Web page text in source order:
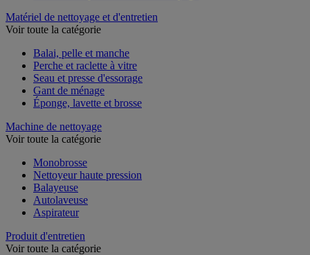
Matériel de nettoyage et d'entretien
Voir toute la catégorie
Balai, pelle et manche
Perche et raclette à vitre
Seau et presse d'essorage
Gant de ménage
Éponge, lavette et brosse
Machine de nettoyage
Voir toute la catégorie
Monobrosse
Nettoyeur haute pression
Balayeuse
Autolaveuse
Aspirateur
Produit d'entretien
Voir toute la catégorie